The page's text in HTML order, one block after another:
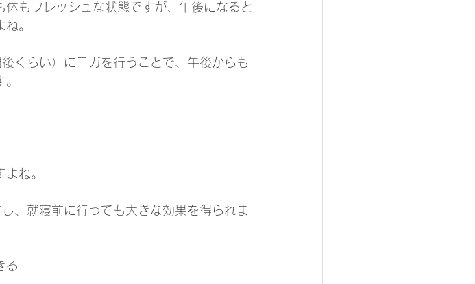
もフレッシュな状態ですが、午後になると
。
くらい）にヨガを行うことで、午後からも
ね。
、就寝前に行っても大きな効果を得られま
る